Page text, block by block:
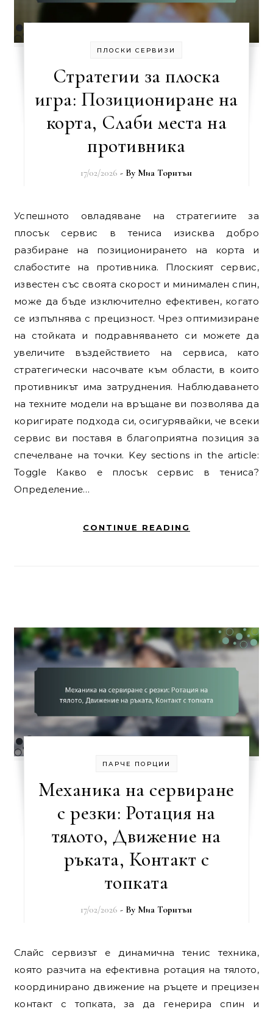
ПЛОСКИ СЕРВИЗИ
Стратегии за плоска
игра: Позициониране на
корта, Слаби места на
противника
17/02/2026 - By Миа Торнтън
Успешното овладяване на стратегиите за
плосък сервис в тениса изисква добро
разбиране на позиционирането на корта и
слабостите на противника. Плоският сервис,
известен със своята скорост и минимален спин,
може да бъде изключително ефективен, когато
се изпълнява с прецизност. Чрез оптимизиране
на стойката и подравняването си можете да
увеличите въздействието на сервиса, като
стратегически насочвате към области, в които
противникът има затруднения. Наблюдаването
на техните модели на връщане ви позволява да
коригирате подхода си, осигурявайки, че всеки
сервис ви поставя в благоприятна позиция за
спечелване на точки. Key sections in the article:
Toggle Какво е плосък сервис в тениса?
Определение…
CONTINUE READING
ПАРЧЕ ПОРЦИИ
Механика на сервиране
с резки: Ротация на
тялото, Движение на
ръката, Контакт с
топката
17/02/2026 - By Миа Торнтън
Слайс сервизът е динамична тенис техника,
която разчита на ефективна ротация на тялото,
координирано движение на ръцете и прецизен
контакт с топката, за да генерира спин и